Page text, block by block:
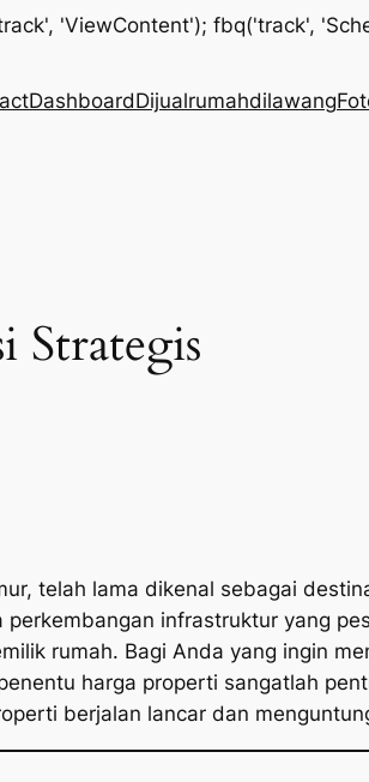
'ViewContent'); fbq('track',
DashboardDijualrumahdilawang
Strategis
telah lama dikenal sebagai
infrastruktur yang
rumah. Bagi Anda yang ingin
harga properti sangatlah
berjalan lancar dan